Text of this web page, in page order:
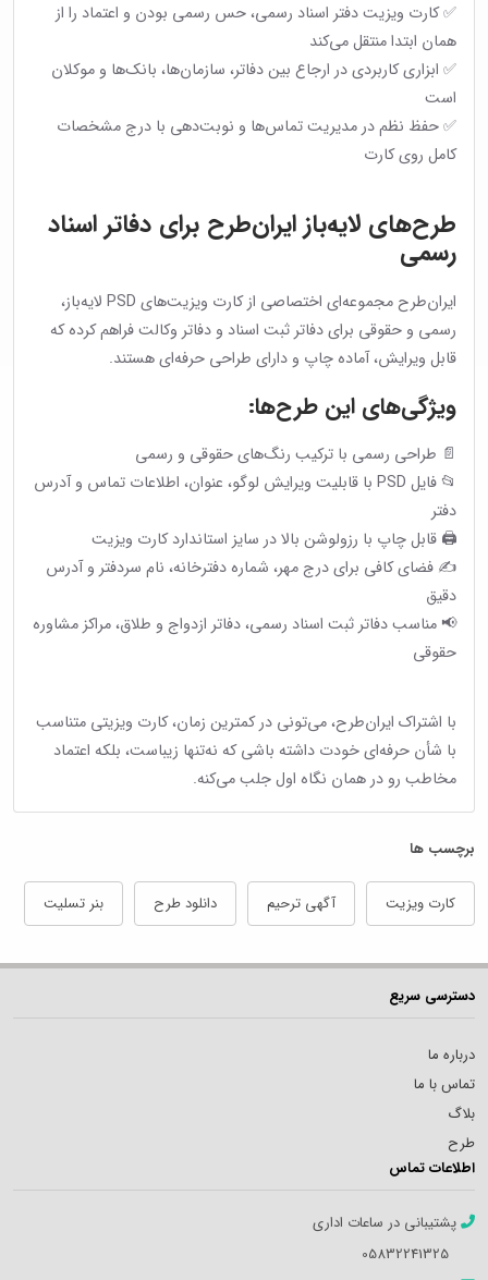
✅ کارت ویزیت دفتر اسناد رسمی، حس رسمی بودن و اعتماد را از
همان ابتدا منتقل می‌کند
✅ ابزاری کاربردی در ارجاع بین دفاتر، سازمان‌ها، بانک‌ها و موکلان
است
✅ حفظ نظم در مدیریت تماس‌ها و نوبت‌دهی با درج مشخصات
کامل روی کارت
طرح‌های لایه‌باز ایران‌طرح برای دفاتر اسناد
رسمی
ایران‌طرح مجموعه‌ای اختصاصی از کارت ویزیت‌های PSD لایه‌باز،
رسمی و حقوقی برای دفاتر ثبت اسناد و دفاتر وکالت فراهم کرده که
قابل ویرایش، آماده چاپ و دارای طراحی حرفه‌ای هستند.
ویژگی‌های این طرح‌ها:
📄 طراحی رسمی با ترکیب رنگ‌های حقوقی و رسمی
📂 فایل PSD با قابلیت ویرایش لوگو، عنوان، اطلاعات تماس و آدرس
دفتر
🖨 قابل چاپ با رزولوشن بالا در سایز استاندارد کارت ویزیت
✍️ فضای کافی برای درج مهر، شماره دفترخانه، نام سردفتر و آدرس
دقیق
📢 مناسب دفاتر ثبت اسناد رسمی، دفاتر ازدواج و طلاق، مراکز مشاوره
حقوقی
با اشتراک ایران‌طرح، می‌تونی در کمترین زمان، کارت ویزیتی متناسب
با شأن حرفه‌ای خودت داشته باشی که نه‌تنها زیباست، بلکه اعتماد
مخاطب رو در همان نگاه اول جلب می‌کنه.
برچسب ها
کارت ویزیت آگهی ترحیم دانلود طرح بنر تسلیت
دسترسی سریع
درباره ما
تماس با ما
بلاگ
طرح
اطلاعات تماس
پشتیبانی در ساعات اداری
05832241325